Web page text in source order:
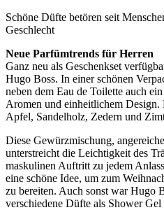
Schöne Düfte betören seit
Geschlecht
Neue Parfümtrends für Herren
Ganz neu als Geschenkset
Hugo Boss. In einer schönen
neben dem Eau de Toilette auch
Aromen und einheitlichem
Apfel, Sandelholz, Zedern und
Diese Gewürzmischung,
unterstreicht die Leichtigkeit des
maskulinen Auftritt zu jedem
eine schöne Idee, um zum
zu bereiten. Auch sonst war Hugo
verschiedene Düfte als Shower